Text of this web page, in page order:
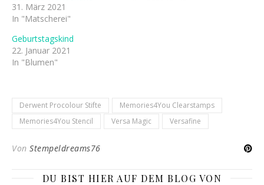
31. März 2021
In "Matscherei"
Geburtstagskind
22. Januar 2021
In "Blumen"
Derwent Procolour Stifte
Memories4You Clearstamps
Memories4You Stencil
Versa Magic Versafine
Von Stempeldreams76
DU BIST HIER AUF DEM BLOG VON